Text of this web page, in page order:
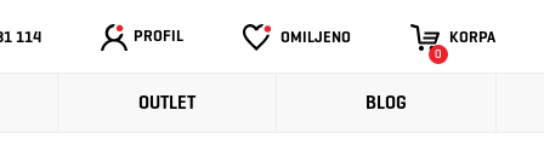
114 PROFIL OMILJENO KORPA
0
OUTLET BLOG